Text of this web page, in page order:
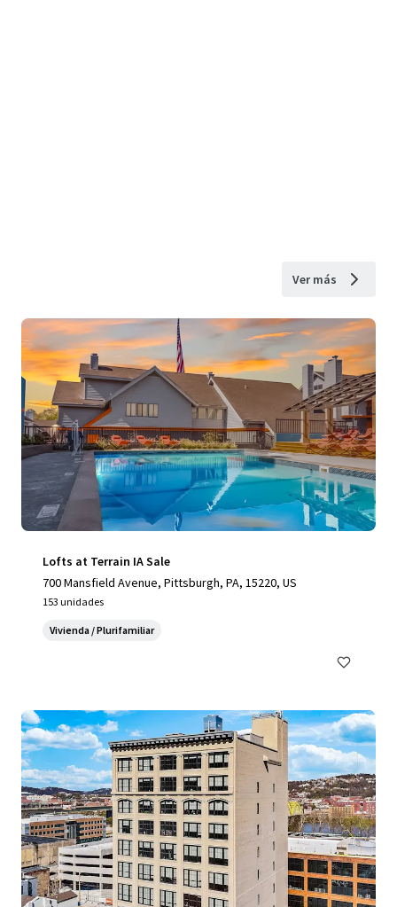
Ver más
Lofts at Terrain IA Sale
700 Mansfield Avenue, Pittsburgh, PA, 15220, US
153 unidades
Vivienda / Plurifamiliar